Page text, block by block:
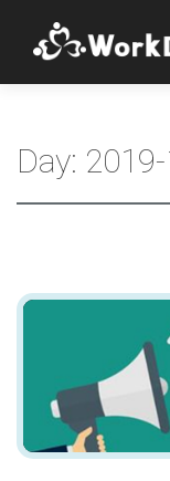
Day: